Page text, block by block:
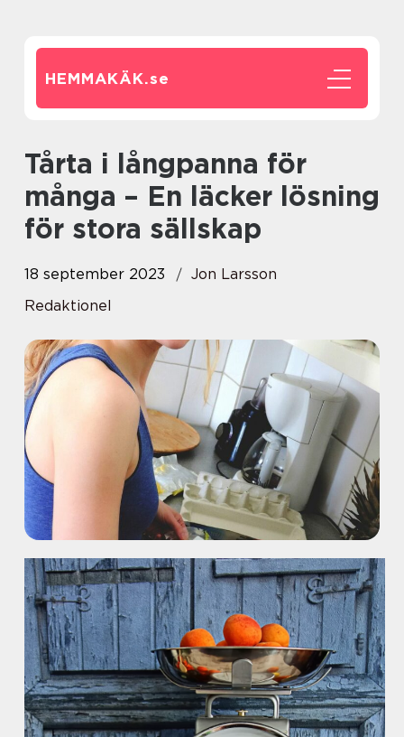
HEMMAKÄK.se
Tårta i långpanna för
många – En läcker lösning
för stora sällskap
18 september 2023
Jon Larsson
Redaktionel